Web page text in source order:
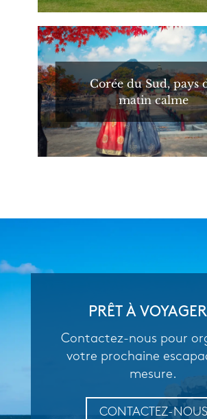
Corée du Sud, pays
matin calme
PRÊT À
Contactez-nous pour
votre prochaine
mesure.
CONTACTEZ-NOUS